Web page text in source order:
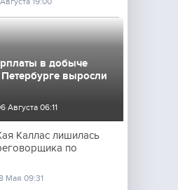
в добыче
выросли
Августа 06:11
Каллас лишилась
по
Мая 09:31